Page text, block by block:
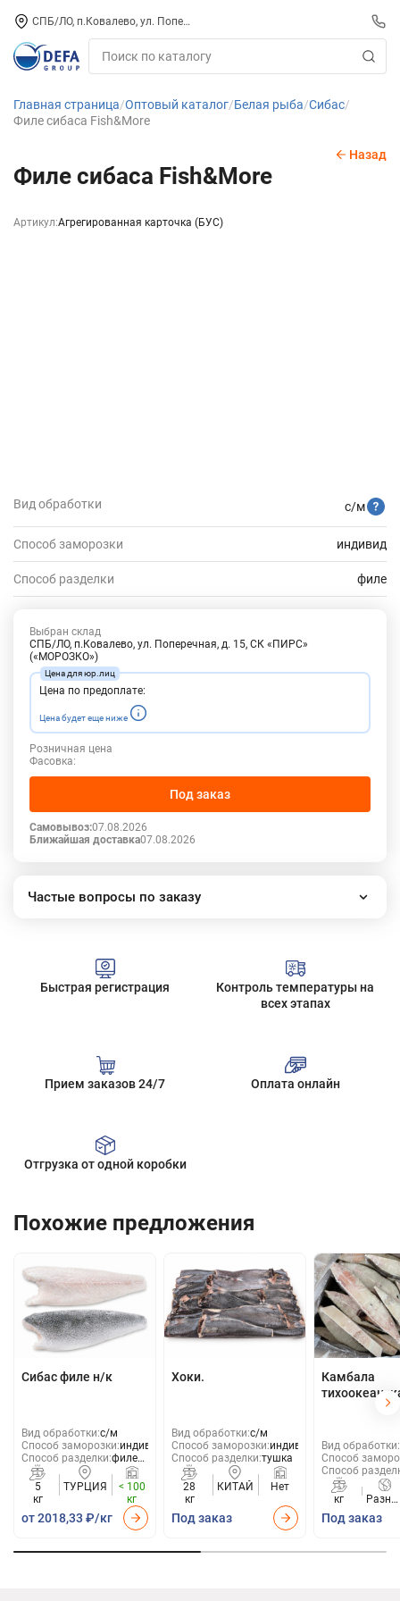
СПБ/ЛО, п.Ковалево, ул. Поперечная, д. 15, СК «ПИРС» («МОРОЗКО»)
Главная страница Оптовый каталог Белая рыба Сибас
Филе сибаса Fish&More
Филе сибаса Fish&More
Назад
Артикул:Агрегированная карточка (БУС)
Вид обработки с/м
Способ заморозки индивид
Способ разделки филе
Выбран склад
СПБ/ЛО, п.Ковалево, ул. Поперечная, д. 15, СК «ПИРС»
(«МОРОЗКО»)
Цена по предоплате:
Цена будет еще ниже
Розничная цена
Фасовка:
Под заказ
Самовывоз:07.08.2026
Ближайшая доставка07.08.2026
Частые вопросы по заказу
Сколько стоит доставка?
Все вопросы
Быстрая регистрация
Контроль температуры на
всех этапах
Прием заказов 24/7 Оплата онлайн
Отгрузка от одной коробки
Похожие предложения
Сибас филе н/к
Вид обработки:с/м
Способ заморозки:индивид
Способ разделки:филе
н/к
5
кг
ТУРЦИЯ
< 100
кг
от 2018,33 ₽/кг
Хоки.
Вид обработки:с/м
Способ заморозки:индивид
Способ разделки:тушка
28
кг
КИТАЙ Нет
Под заказ
Камбала
Вид обработки:
Способ
Способ
кг
Под заказ